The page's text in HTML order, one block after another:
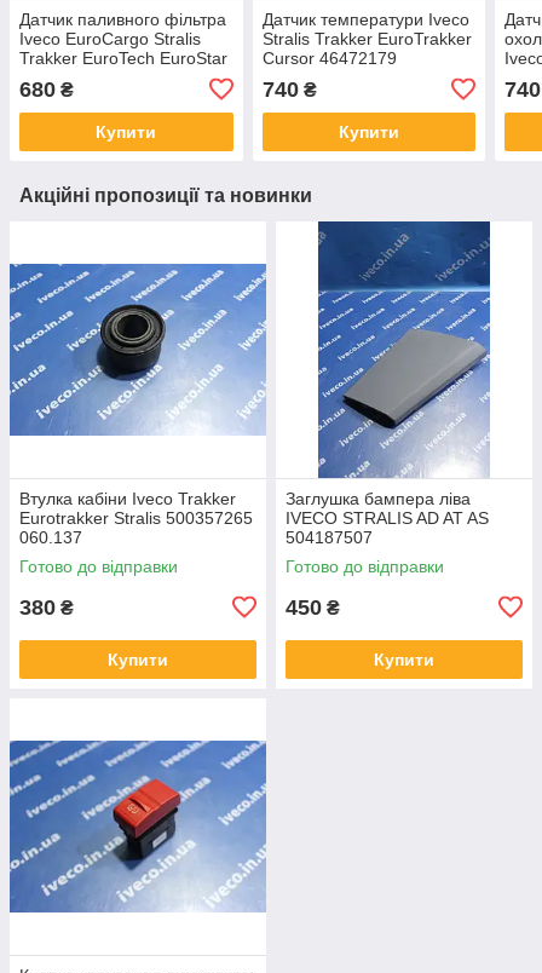
Датчик паливного фільтра
Iveco EuroCargo Stralis
Trakker EuroTech EuroStar
2992662 504028093
680 ₴
Купити
Датчик температури Iveco
Stralis Trakker EuroTrakker
Cursor 46472179
60814175 71739856
740₴
Купити
740
Акційні пропозиції та новинки
Втулка кабіни Iveco Trakker
Eurotrakker Stralis 500357265
060.137
Готово до відправки
380 ₴
Купити
Заглушка бампера ліва
IVECO STRALIS AD AT AS
504187507
Готово до відправки
450 ₴
Купити